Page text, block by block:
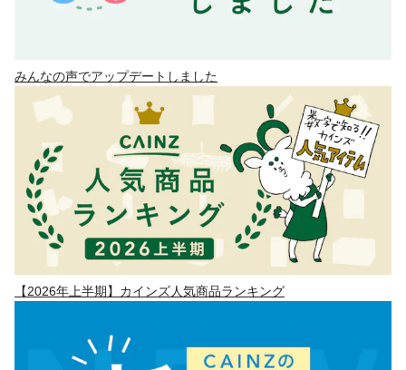
みんなの声でアップデートしました
【2026年上半期】カインズ人気商品ランキング